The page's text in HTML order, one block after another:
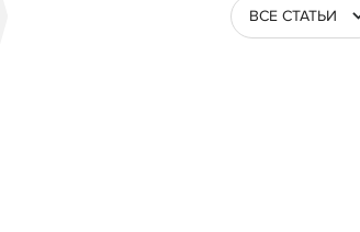
ВСЕ СТАТЬИ